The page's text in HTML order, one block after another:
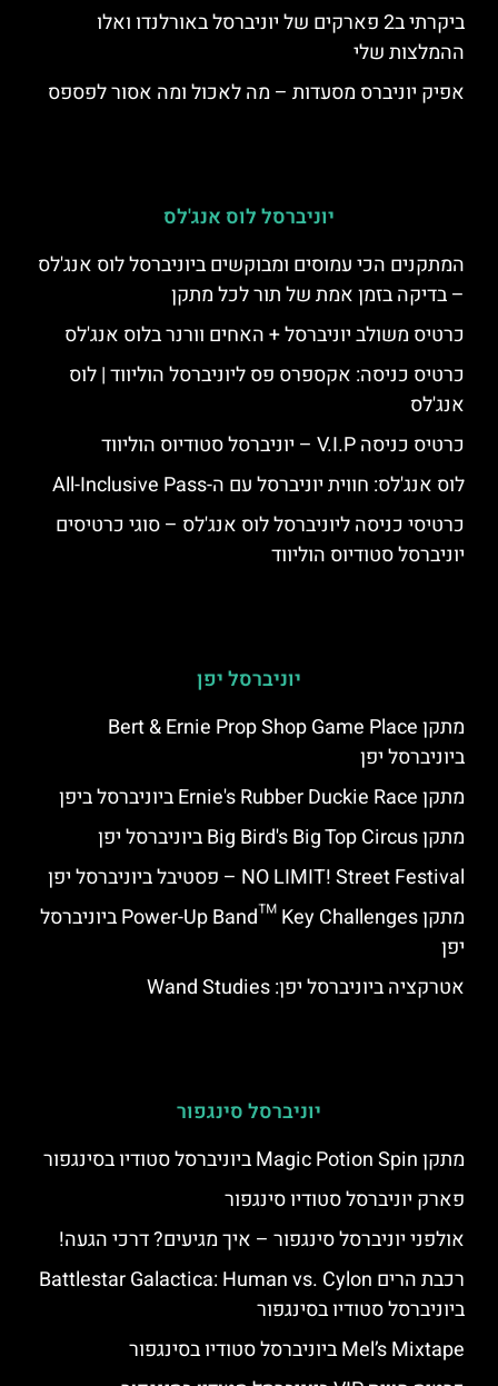
ביקרתי ב2 פארקים של יוניברסל באורלנדו ואלו
ההמלצות שלי
אפיק יוניברס מסעדות – מה לאכול ומה אסור לפספס
יוניברסל לוס אנג'לס
המתקנים הכי עמוסים ומבוקשים ביוניברסל לוס אנג'לס
– בדיקה בזמן אמת של תור לכל מתקן
כרטיס משולב יוניברסל + האחים וורנר בלוס אנג'לס
כרטיס כניסה: אקספרס פס ליוניברסל הוליווד | לוס
אנג'לס
כרטיס כניסה V.I.P – יוניברסל סטודיוס הוליווד
לוס אנג'לס: חווית יוניברסל עם ה-All-Inclusive Pass
כרטיסי כניסה ליוניברסל לוס אנג'לס – סוגי כרטיסים
יוניברסל סטודיוס הוליווד
יוניברסל יפן
מתקן Bert & Ernie Prop Shop Game Place
ביוניברסל יפן
מתקן Ernie's Rubber Duckie Race ביוניברסל ביפן
מתקן Big Bird's Big Top Circus ביוניברסל יפן
NO LIMIT! Street Festival – פסטיבל ביוניברסל יפן
מתקן Power-Up Band™ Key Challenges ביוניברסל
יפן
אטרקציה ביוניברסל יפן: Wand Studies
יוניברסל סינגפור
מתקן Magic Potion Spin ביוניברסל סטודיו בסינגפור
פארק יוניברסל סטודיו סינגפור
אולפני יוניברסל סינגפור – איך מגיעים? דרכי הגעה!
רכבת הרים Battlestar Galactica: Human vs. Cylon
ביוניברסל סטודיו בסינגפור
Mel’s Mixtape ביוניברסל סטודיו בסינגפור